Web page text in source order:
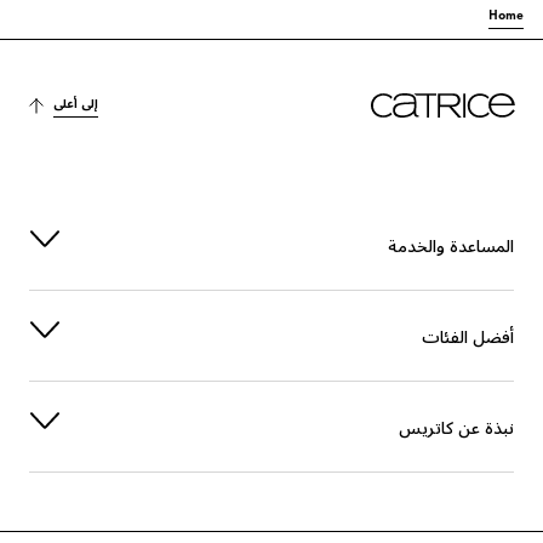
Home
إلى أعلى
المساعدة والخدمة
أفضل الفئات
نبذة عن كاتريس